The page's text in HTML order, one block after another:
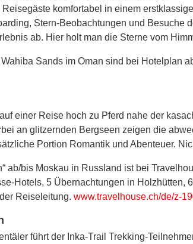
komfortabel in einem
Stern-Beobachtungen und Besuche
ab. Hier holt man die Sterne vom
Sands im Oman sind bei Hotelplan
einer Reise hoch zu Pferd nahe der
an glitzernden Bergseen zeigen die
Portion Romantik und Abenteuer.
ab/bis Moskau in Russland ist bei
Hotels, 5 Übernachtungen in Holzhütten,
Reiseleitung. www.travelhouse.ch/de/z-
führt der Inka-Trail Trekking-